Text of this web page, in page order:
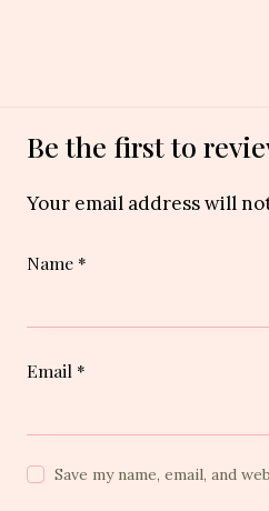
Be the first to
Your email address will
Name *
Email *
Save my name, email, and